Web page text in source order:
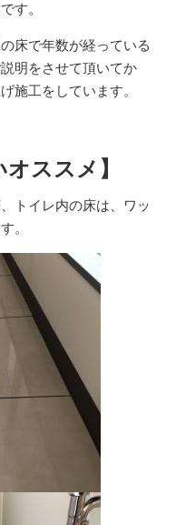
す。
床で年数が経っている
明をさせて頂いてか
施工をしています。
ススメ】
トイレ内の床は、ワッ
。